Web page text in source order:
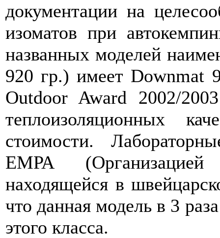
документации на
изоматов при
названных моделей
920 гр.) имеет Downmat
Outdoor Award 2002/
теплоизоляционных
стоимости.
ЕМРА (Организацией
находящейся в
что данная модель в 3
этого класса.